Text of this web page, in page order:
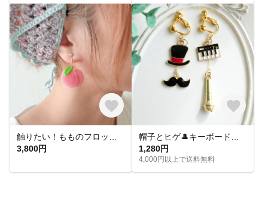
3,800円
1,280円
4,000円以上で送料無料